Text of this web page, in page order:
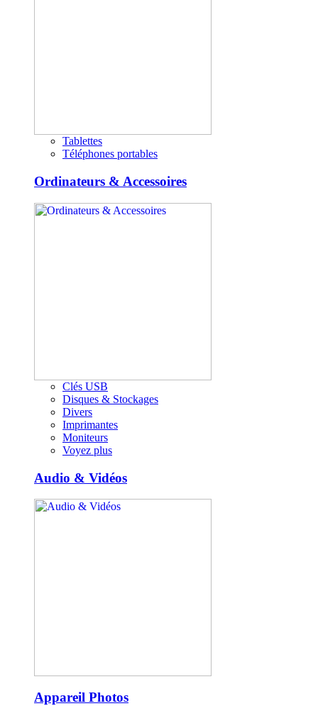
Tablettes
Téléphones portables
Ordinateurs & Accessoires
Clés USB
Disques & Stockages
Divers
Imprimantes
Moniteurs
Voyez plus
Audio & Vidéos
Appareil Photos